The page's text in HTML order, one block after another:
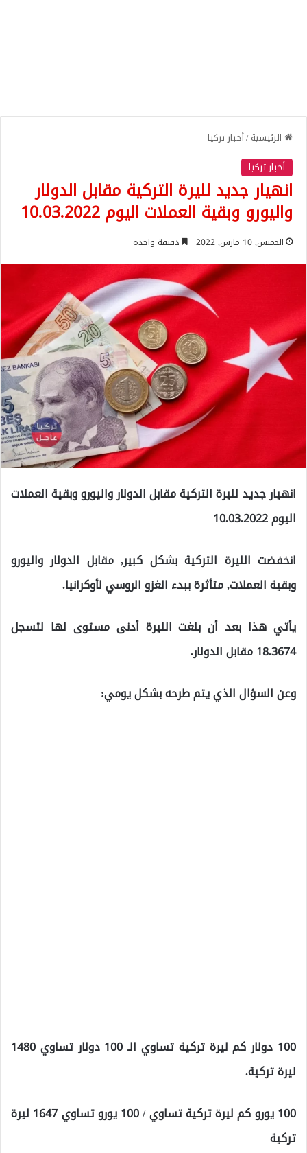
الرئيسية/أخبار تركيا
أخبار تركيا
انهيار جديد لليرة التركية مقابل الدولار
واليورو وبقية العملات اليوم 10.03.2022
الخميس, 10 مارس, 2022 دقيقة واحدة
انهيار جديد لليرة التركية مقابل الدولار واليورو وبقية العملات
اليوم 10.03.2022
انخفضت الليرة التركية بشكل كبير, مقابل الدولار واليورو
وبقية العملات, متأثرة ببدء الغزو الروسي لأوكرانيا.
يأتي هذا بعد أن بلغت الليرة أدنى مستوى لها لتسجل
18.3674 مقابل الدولار.
وعن السؤال الذي يتم طرحه بشكل يومي:
100 دولار كم ليرة تركية تساوي الـ 100 دولار تساوي 1480
ليرة تركية.
100 يورو كم ليرة تركية تساوي / 100 يورو تساوي 1647 ليرة
تركية